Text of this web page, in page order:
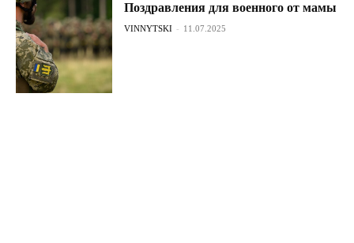
Поздравления для военного от мамы
VINNYTSKI - 11.07.2025